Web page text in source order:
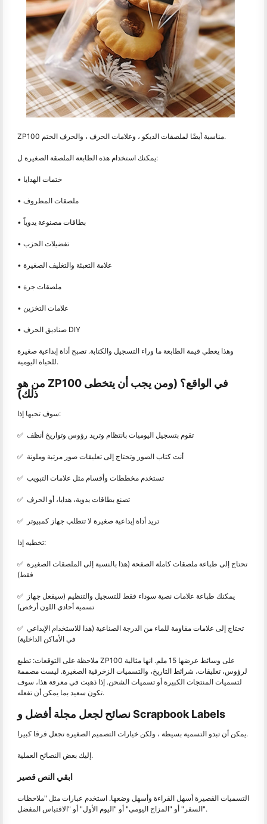
ZP100 مناسبة أيضًا لملصقات الديكو ، وعلامات الحرف ، والحرف الختم.
يمكنك استخدام هذه الطابعة الملصقة الصغيرة ل:
• ختمات الهدايا
• ملصقات المظروف
• بطاقات مصنوعة يدوياً
• تفضيلات الحزب
• علامة التعبئة والتغليف الصغيرة
• ملصقات جرة
• علامات التخزين
• صناديق الحرف DIY
وهذا يعطي قيمة الطابعة ما وراء التسجيل والكتابة. تصبح أداة إبداعية صغيرة
للحياة اليومية.
من هو ZP100 في الواقع؟ (ومن يجب أن يتخطى
ذلك)
سوف تحبها إذا:
✅ ️ تقوم بتسجيل اليوميات بانتظام وتريد رؤوس وتواريخ أنظف
✅ ️ أنت كتاب الصور وتحتاج إلى تعليقات صور مرتبة وملونة
✅ ️ تستخدم مخططات وأقسام مثل علامات التبويب
✅ ️ تصنع بطاقات يدوية، هدايا، أو الحرف
✅ ️ تريد أداة إبداعية صغيرة لا تتطلب جهاز كمبيوتر
تخطيه إذا:
✅ ️ تحتاج إلى طباعة ملصقات كاملة الصفحة (هذا بالنسبة إلى الملصقات الصغيرة
فقط)
✅ ️ يمكنك طباعة علامات نصية سوداء فقط للتسجيل والتنظيم (سيفعل جهاز
تسمية أحادي اللون أرخص)
✅ ️ تحتاج إلى علامات مقاومة للماء من الدرجة الصناعية (هذا للاستخدام الإبداعي
في الأماكن الداخلية)
ملاحظة على التوقعات: تطبع ZP100 على وسائط عرضها 15 ملم. انها مثالية
لرؤوس، تعليقات، شرائط التاريخ، والتسميات الزخرفية الصغيرة. ليست مصممة
لتسميات المنتجات الكبيرة أو تسميات الشحن. إذا ذهبت في معرفة هذا، سوف
تكون سعيد بما يمكن أن تفعله.
نصائح لجعل مجلة أفضل و Scrapbook Labels
يمكن أن تبدو التسمية بسيطة ، ولكن خيارات التصميم الصغيرة تجعل فرقا كبيرا.
إليك بعض النصائح العملية.
ابقي النص قصير
التسميات القصيرة أسهل القراءة وأسهل وضعها. استخدم عبارات مثل "ملاحظات
السفر" أو "المزاج اليومي" أو "اليوم الأول" أو "الاقتباس المفضل".